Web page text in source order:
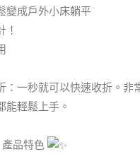
變成戶外小床躺平
！
：一秒就可以快速收折。非
能輕鬆上手。
品特色